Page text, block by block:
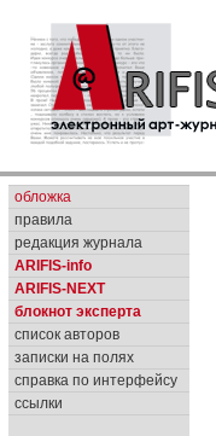
обложка
правила
редакция журнала
ARIFIS-info
ARIFIS-NEXT
блокнот эксперта
список авторов
записки на полях
справка по интерфейсу
ссылки